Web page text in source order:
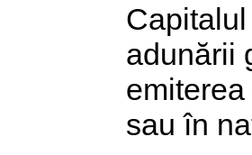
adunării
sau în